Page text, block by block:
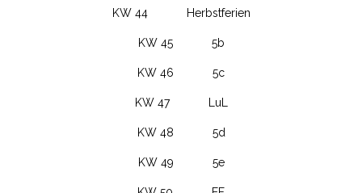
KW 44 Herbstferien
KW 45 5b
KW 46 5c
KW 47 LuL
KW 48 5d
KW 49 5e